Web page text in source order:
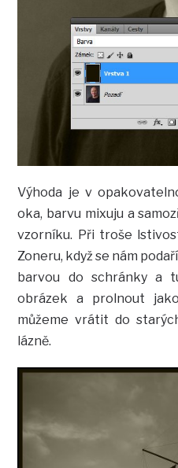
Výhoda je v
oka, barvu mixuju a
vzorníku. Při troše
Zoneru, když se nám
barvou do schránky a
obrázek a prolnout
můžeme vrátit do
lázně.